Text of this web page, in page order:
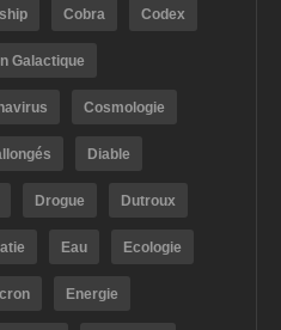
Cobra Codex
Galactique
Cosmologie
Diable
Drogue Dutroux
Eau Ecologie
Energie